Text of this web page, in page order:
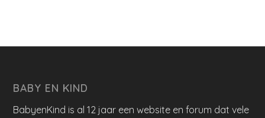
BABY EN KIND
BabyenKind is al 12 jaar een website en forum dat vele